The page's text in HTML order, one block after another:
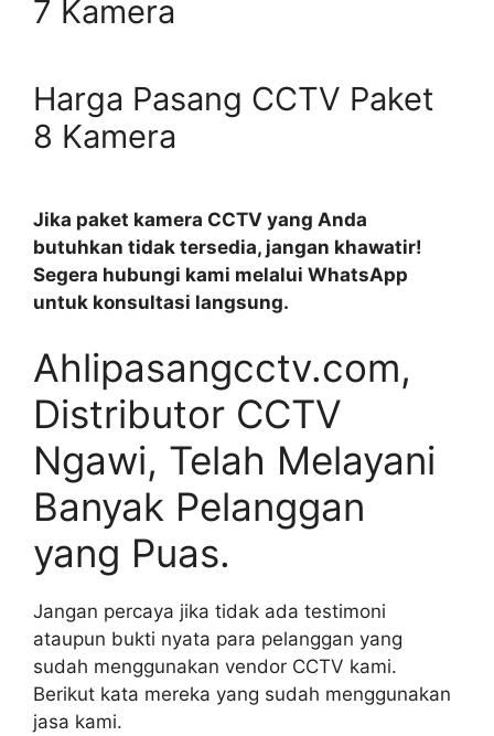
7 Kamera
Harga Pasang CCTV Paket
8 Kamera
Jika paket kamera CCTV yang Anda
butuhkan tidak tersedia, jangan khawatir!
Segera hubungi kami melalui WhatsApp
untuk konsultasi langsung.
Ahlipasangcctv.com,
Distributor CCTV
Ngawi, Telah Melayani
Banyak Pelanggan
yang Puas.
Jangan percaya jika tidak ada testimoni
ataupun bukti nyata para pelanggan yang
sudah menggunakan vendor CCTV kami.
Berikut kata mereka yang sudah menggunakan
jasa kami.